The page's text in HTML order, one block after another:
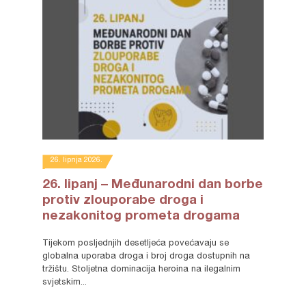
26. lipnja 2026.
26. lipanj – Međunarodni dan borbe
protiv zlouporabe droga i
nezakonitog prometa drogama
Tijekom posljednjih desetljeća povećavaju se
globalna uporaba droga i broj droga dostupnih na
tržištu. Stoljetna dominacija heroina na ilegalnim
svjetskim...